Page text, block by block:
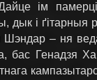
ім
дык і
– ня
бас Генадзя